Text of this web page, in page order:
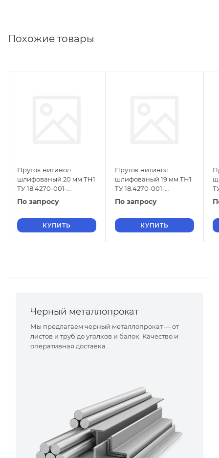
Похожие товары
Пруток нитинол
шлифованый 20 мм ТН1
ТУ 18.4270-001-
16980791-2013
По запросу
КУПИТЬ
Пруток нитинол
шлифованый 19 мм ТН1
ТУ 18.4270-001-
16980791-2013
По запросу
КУПИТЬ
Черный металлопрокат
Мы предлагаем черный металлопрокат — от
листов и труб до уголков и балок. Качество и
оперативная доставка.